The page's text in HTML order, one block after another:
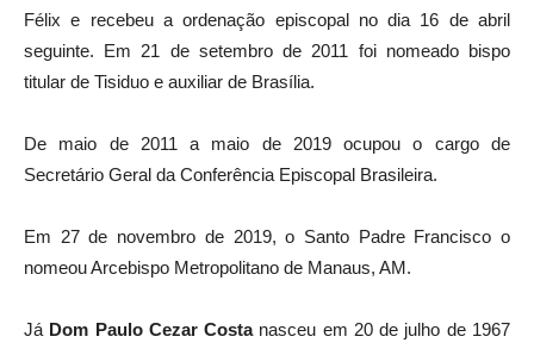
Félix e recebeu a ordenação episcopal no dia 16 de abril
seguinte. Em 21 de setembro de 2011 foi nomeado bispo
titular de Tisiduo e auxiliar de Brasília.
De maio de 2011 a maio de 2019 ocupou o cargo de
Secretário Geral da Conferência Episcopal Brasileira.
Em 27 de novembro de 2019, o Santo Padre Francisco o
nomeou Arcebispo Metropolitano de Manaus, AM.
Já Dom Paulo Cezar Costa nasceu em 20 de julho de 1967